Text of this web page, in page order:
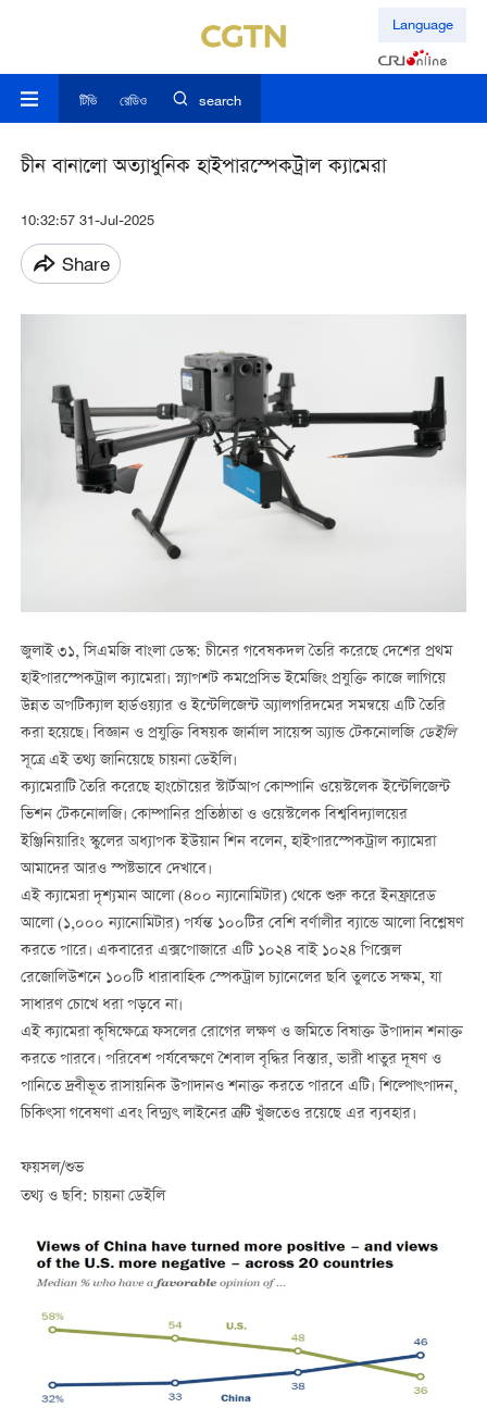
Language
টিভি রেডিও search
চীন বানালো অত্যাধুনিক হাইপারস্পেকট্রাল ক্যামেরা
10:32:57 31-Jul-2025
Share
জুলাই ৩১, সিএমজি বাংলা ডেস্ক: চীনের গবেষকদল তৈরি করেছে দেশের প্রথম
হাইপারস্পেকট্রাল ক্যামেরা। স্ন্যাপশট কমপ্রেসিভ ইমেজিং প্রযুক্তি কাজে লাগিয়ে
উন্নত অপটিক্যাল হার্ডওয়্যার ও ইন্টেলিজেন্ট অ্যালগরিদমের সমন্বয়ে এটি তৈরি
করা হয়েছে। বিজ্ঞান ও প্রযুক্তি বিষয়ক জার্নাল সায়েন্স অ্যান্ড টেকনোলজিডেইলি
সূত্রে এই তথ্য জানিয়েছে চায়না ডেইলি।
ক্যামেরাটি তৈরি করেছে হাংচৌয়ের স্টার্টআপ কোম্পানি ওয়েস্টলেক ইন্টেলিজেন্ট
ভিশন টেকনোলজি। কোম্পানির প্রতিষ্ঠাতা ও ওয়েস্টলেক বিশ্ববিদ্যালয়ের
ইঞ্জিনিয়ারিং স্কুলের অধ্যাপক ইউয়ান শিন বলেন, হাইপারস্পেকট্রাল ক্যামেরা
আমাদের আরও স্পষ্টভাবে দেখাবে।
এই ক্যামেরা দৃশ্যমান আলো (৪০০ ন্যানোমিটার) থেকে শুরু করে ইনফ্রারেড
আলো (১,০০০ ন্যানোমিটার) পর্যন্ত ১০০টির বেশি বর্ণালীর ব্যান্ডে আলো বিশ্লেষণ
করতে পারে। একবারের এক্সপোজারে এটি ১০২৪ বাই ১০২৪ পিক্সেল
রেজোলিউশনে ১০০টি ধারাবাহিক স্পেকট্রাল চ্যানেলের ছবি তুলতে সক্ষম, যা
সাধারণ চোখে ধরা পড়বে না।
এই ক্যামেরা কৃষিক্ষেত্রে ফসলের রোগের লক্ষণ ও জমিতে বিষাক্ত উপাদান শনাক্ত
করতে পারবে। পরিবেশ পর্যবেক্ষণে শৈবাল বৃদ্ধির বিস্তার, ভারী ধাতুর দূষণ ও
পানিতে দ্রবীভূত রাসায়নিক উপাদানও শনাক্ত করতে পারবে এটি। শিল্পোৎপাদন,
চিকিৎসা গবেষণা এবং বিদ্যুৎ লাইনের ত্রুটি খুঁজতেও রয়েছে এর ব্যবহার।
ফয়সল/শুভ
তথ্য ও ছবি: চায়না ডেইলি